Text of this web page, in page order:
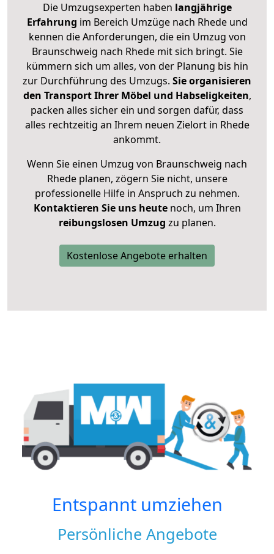
Die Umzugsexperten haben langjährige
Erfahrung im Bereich Umzüge nach Rhede und
kennen die Anforderungen, die ein Umzug von
Braunschweig nach Rhede mit sich bringt. Sie
kümmern sich um alles, von der Planung bis hin
zur Durchführung des Umzugs. Sie organisieren
den Transport Ihrer Möbel und Habseligkeiten,
packen alles sicher ein und sorgen dafür, dass
alles rechtzeitig an Ihrem neuen Zielort in Rhede
ankommt.
Wenn Sie einen Umzug von Braunschweig nach
Rhede planen, zögern Sie nicht, unsere
professionelle Hilfe in Anspruch zu nehmen.
Kontaktieren Sie uns heutenoch, um Ihren
reibungslosen Umzug zu planen.
Kostenlose Angebote erhalten
Entspannt umziehen
Persönliche Angebote